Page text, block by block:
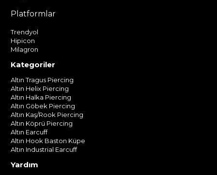
Platformlar
Trendyol
Hipicon
Milagron
Kategoriler
Altın Tragus Piercing
Altın Helix Piercing
Altın Halka Piercing
Altın Göbek Piercing
Altın Kaş/Rook Piercing
Altın Köprü Piercing
Altın Earcuff
Altın Hook Baston Küpe
Altın Industrial Earcuff
Yardım